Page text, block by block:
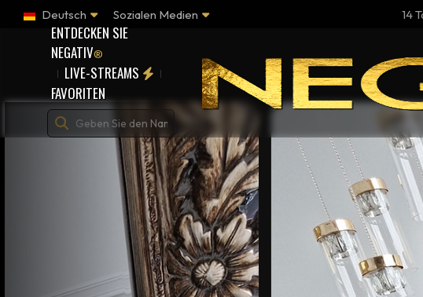
Deutsch Sozialen Medien 14
ENTDECKEN SIE
NEGATIV®
LIVE-STREAMS
FAVORITEN